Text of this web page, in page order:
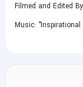
Filmed and Edited
Music: